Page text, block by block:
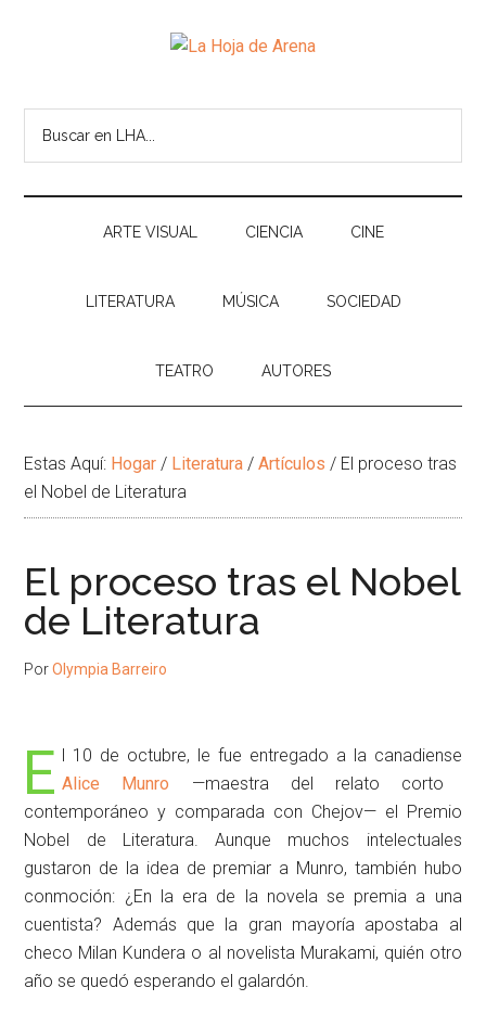
Lateral
paginaHoja
de
Arena
de
temas
ARTE VISUAL CIENCIA CINE
LITERATURA MÚSICA SOCIEDAD
TEATRO AUTORES
Estas Aquí: Hogar / Literatura / Artículos / El proceso tras
el Nobel de Literatura
El proceso tras el Nobel
de Literatura
PorOlympia Barreiro
E l 10 de octubre, le fue entregado a la canadiense
Alice Munro —maestra del relato corto
contemporáneo y comparada con Chejov— el Premio
Nobel de Literatura. Aunque muchos intelectuales
gustaron de la idea de premiar a Munro, también hubo
conmoción: ¿En la era de la novela se premia a una
cuentista? Además que la gran mayoría apostaba al
checo Milan Kundera o al novelista Murakami, quién otro
año se quedó esperando el galardón.